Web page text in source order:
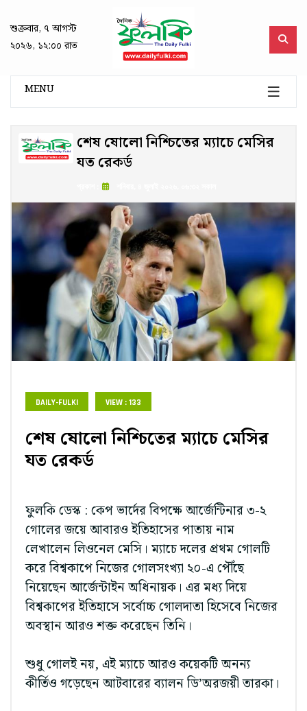
শুক্রবার, ৭ আগস্ট
২০২৬, ১২:০০ রাত
MENU
শেষ ষোলো নিশ্চিতের ম্যাচে মেসির
যত রেকর্ড
DAILY-FULKI VIEW : 133
শেষ ষোলো নিশ্চিতের ম্যাচে মেসির
যত রেকর্ড
ফুলকি ডেস্ক : কেপ ভার্দের বিপক্ষে আর্জেন্টিনার ৩-২
গোলের জয়ে আবারও ইতিহাসের পাতায় নাম
লেখালেন লিওনেল মেসি। ম্যাচে দলের প্রথম গোলটি
করে বিশ্বকাপে নিজের গোলসংখ্যা ২০-এ পৌঁছে
নিয়েছেন আর্জেন্টাইন অধিনায়ক। এর মধ্য দিয়ে
বিশ্বকাপের ইতিহাসে সর্বোচ্চ গোলদাতা হিসেবে নিজের
অবস্থান আরও শক্ত করেছেন তিনি।
শুধু গোলই নয়, এই ম্যাচে আরও কয়েকটি অনন্য
কীর্তিও গড়েছেন আটবারের ব্যালন ডি’অরজয়ী তারকা।